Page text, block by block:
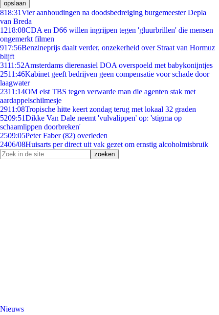
opslaan
818:31Vier aanhoudingen na doodsbedreiging burgemeester Depla
van Breda
1218:08CDA en D66 willen ingrijpen tegen 'gluurbrillen' die mensen
ongemerkt filmen
917:56Benzineprijs daalt verder, onzekerheid over Straat van Hormuz
blijft
3111:52Amsterdams dierenasiel DOA overspoeld met babykonijntjes
2511:46Kabinet geeft bedrijven geen compensatie voor schade door
laagwater
2311:14OM eist TBS tegen verwarde man die agenten stak met
aardappelschilmesje
2911:08Tropische hitte keert zondag terug met lokaal 32 graden
5209:51Dikke Van Dale neemt 'vulvalippen' op: 'stigma op
schaamlippen doorbreken'
2509:05Peter Faber (82) overleden
2406/08Huisarts per direct uit vak gezet om ernstig alcoholmisbruik
Nieuws